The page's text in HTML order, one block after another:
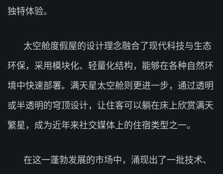
独特体验。
太空舱度假屋的设计理念融合了现代科技与生态
环保，采用模块化、轻量化结构，能够在各种自然环
境中快速部署。满天星太空舱则更进一步，通过透明
或半透明的穹顶设计，让住客可以躺在床上欣赏满天
繁星，成为近年来社交媒体上的住宿类型之一。
在这一蓬勃发展的市场中，涌现出了一批技术、